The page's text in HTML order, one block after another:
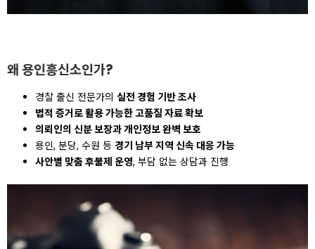
왜 용인흥신소인가?
경찰 출신 전문가의 실전 경험 기반 조사
법적 증거로 활용 가능한 고품질 자료 확보
의뢰인의 신분 보장과 개인정보 완벽 보호
용인, 분당, 수원 등 경기 남부 지역 신속 대응 가능
사안별 맞춤 후불제 운영, 부담 없는 상담과 진행